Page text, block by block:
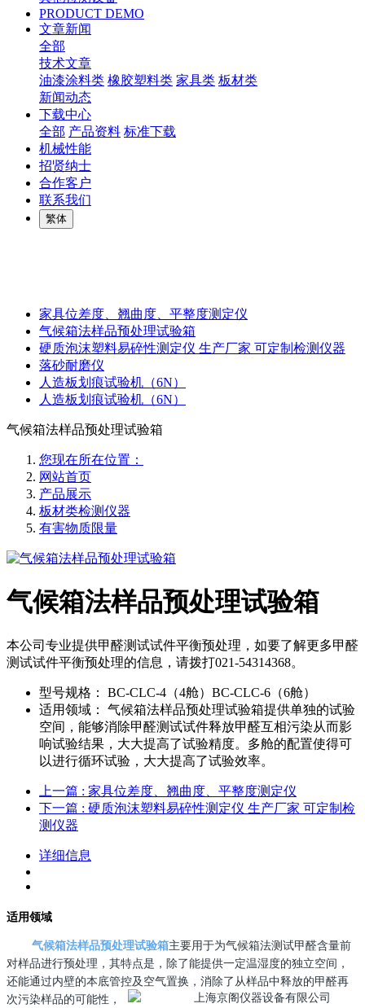
PRODUCT DEMO
文章新闻
全部
技术文章
油漆涂料类 橡胶塑料类 家具类 板材类
新闻动态
下载中心
全部 产品资料 标准下载
机械性能
招贤纳士
合作客户
联系我们
繁体
家具位差度、翘曲度、平整度测定仪
气候箱法样品预处理试验箱
硬质泡沫塑料易碎性测定仪 生产厂家 可定制检测仪器
落砂耐磨仪
人造板划痕试验机（6N）
人造板划痕试验机（6N）
气候箱法样品预处理试验箱
您现在所在位置：
网站首页
产品展示
板材类检测仪器
有害物质限量
气候箱法样品预处理试验箱
本公司专业提供甲醛测试试件平衡预处理，如要了解更多甲醛
测试试件平衡预处理的信息，请拨打021-54314368。
型号规格：
BC-CLC-4（4舱）BC-CLC-6（6舱）
适用领域：
气候箱法样品预处理试验箱提供单独的试验
空间，能够消除甲醛测试试件释放甲醛互相污染从而影
响试验结果，大大提高了试验精度。多舱的配置使得可
以进行循环试验，大大提高了试验效率。
上一篇 : 家具位差度、翘曲度、平整度测定仪
下一篇 : 硬质泡沫塑料易碎性测定仪 生产厂家 可定制检
测仪器
详细信息
适用领域
气候箱法样品预处理试验箱主要用于为气候箱法测试甲醛含量前
对样品进行预处理，其特点是，除了能提供一定温湿度的独立空间，
还能通过内壁的本底管控及空气置换，消除了从样品中释放的甲醛再
次污染样品的可能性，